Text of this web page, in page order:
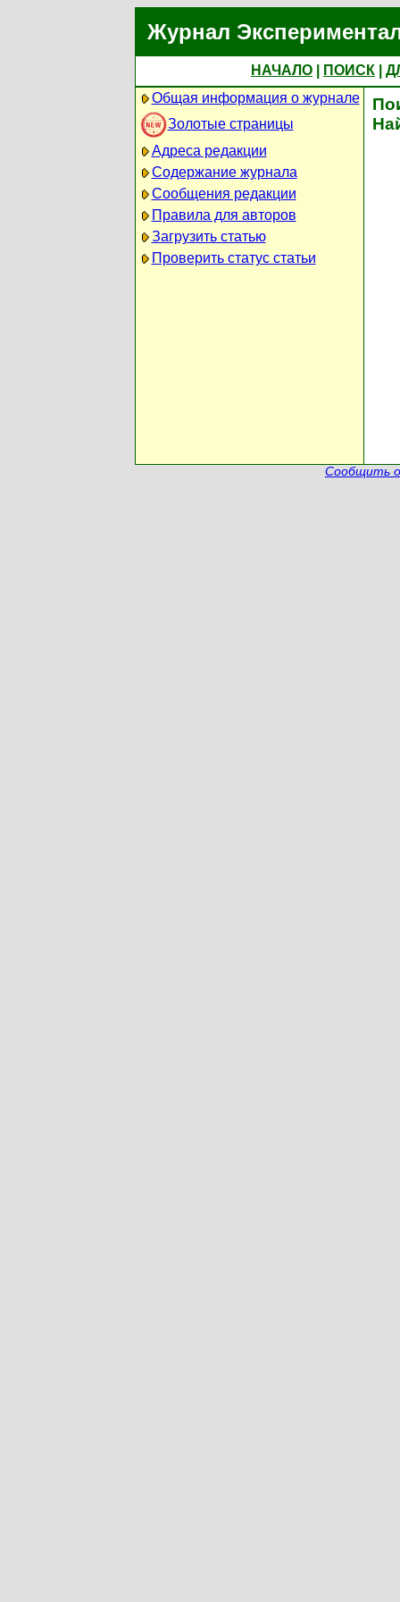
Журнал
НАЧАЛО ПОИСК
Общая информация о журнале
Золотые страницы
Адреса редакции
Содержание журнала
Сообщения редакции
Правила для авторов
Загрузить статью
Проверить статус статьи
Сообщить о